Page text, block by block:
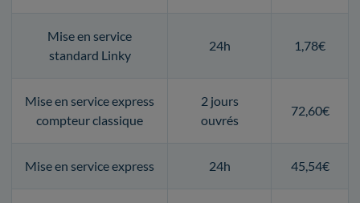
Mise en service
standard Linky
24h 1,78€
Mise en service express
compteur classique
2 jours
ouvrés
72,60€
Mise en service express 24h 45,54€